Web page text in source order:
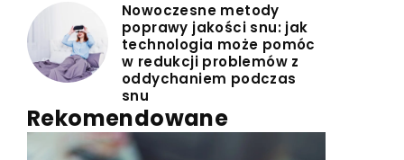
Nowoczesne metody
poprawy jakości snu: jak
technologia może pomóc
w redukcji problemów z
oddychaniem podczas
snu
Rekomendowane